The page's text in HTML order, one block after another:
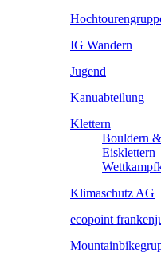
IG Wandern
Jugend
Kanuabteilung
Klettern
Bouldern
Eisklettern
Klimaschutz AG
ecopoint